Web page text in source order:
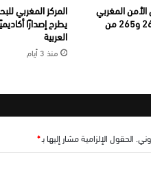
المغربي
ويدعو إلى تطبيق الفصلين 263 و265 من
المركز المغربي
يطرح إصدارًا
العربية
منذ 3 أيام
الحقول الإلزامية مشار إليها بـ*